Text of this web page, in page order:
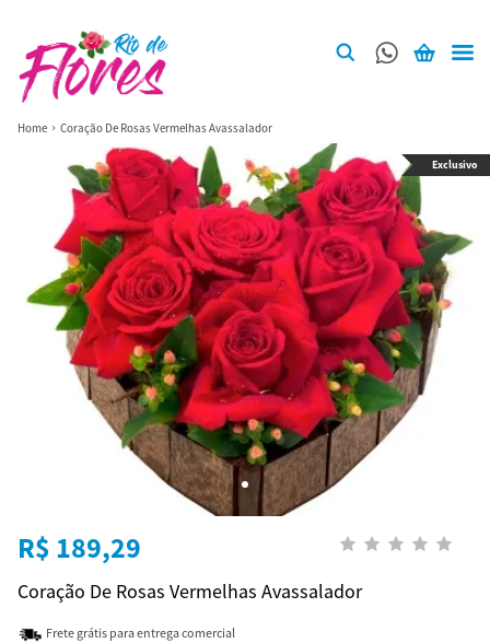
Home Coração De Rosas Vermelhas Avassalador
Exclusivo
R$ 189,29
Coração De Rosas Vermelhas Avassalador
Frete grátis para entrega comercial